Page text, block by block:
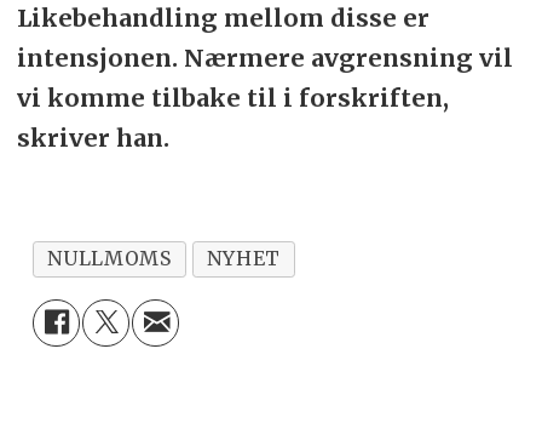
Likebehandling mellom disse er
intensjonen. Nærmere avgrensning vil
vi komme tilbake til i forskriften,
skriver han.
NULLMOMS NYHET